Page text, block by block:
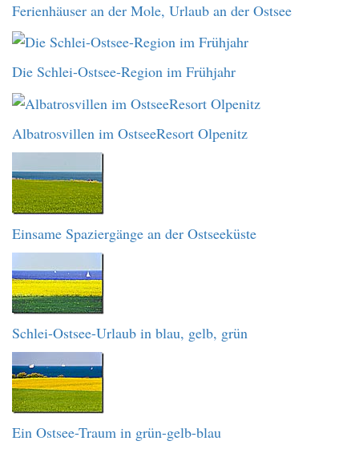
Ferienhäuser an der Mole, Urlaub an der Ostsee
Die Schlei-Ostsee-Region im Frühjahr
Albatrosvillen im OstseeResort Olpenitz
Einsame Spaziergänge an der Ostseeküste
Schlei-Ostsee-Urlaub in blau, gelb, grün
Ein Ostsee-Traum in grün-gelb-blau